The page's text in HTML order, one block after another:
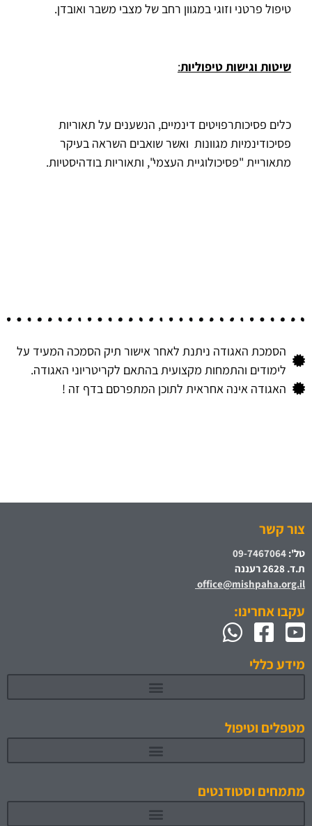
טיפול פרטני וזוגי במגוון רחב של מצבי משבר ואובדן.
שיטות וגישות טיפוליות:
כלים פסיכותרפויטים דינמיים, הנשענים על תאוריות
פסיכודינמיות מגוונות ואשר שואבים השראה בעיקר
מתאוריית "פסיכולוגיית העצמי", ותאוריות בודהיסטיות.
הסמכת האגודה ניתנת לאחר אישור תיק הסמכה המעיד על
לימודים והתמחות מקצועית בהתאם לקריטריוני האגודה.
האגודה אינה אחראית לתוכן המתפרסם בדף זה !
צור קשר
טל': 09-7467064
ת.ד. 2628 רעננה
office@mishpaha.org.il
עקבו אחרינו:
מידע כללי
מטפלים וטיפול
מתמחים וסטודנטים